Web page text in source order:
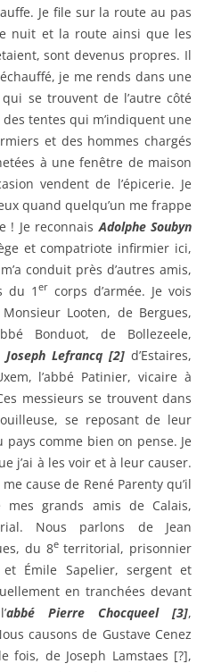
Je file sur la route au pas
nuit et la route ainsi que les
sont devenus propres. Il
je me rends dans une
se trouvent de l’autre côté
tentes qui m’indiquent une
et des hommes chargés
à une fenêtre de maison
vendent de l’épicerie. Je
quand quelqu’un me frappe
! Je reconnais Adolphe Soubyn
et compatriote infirmier ici,
conduit près d’autres amis,
du 1 er corps d’armée. Je vois
Looten, de Bergues,
Bonduot, de Bollezeele,
Joseph Lefrancq [2] d’Estaires,
l’abbé Patinier, vicaire à
messieurs se trouvent dans
se reposant de leur
comme bien on pense. Je
j’ai à les voir et à leur causer.
cause de René Parenty qu’il
grands amis de Calais,
Nous parlons de Jean
du 8eterritorial, prisonnier
Émile Sapelier, sergent et
en tranchées devant
abbé Pierre Chocqueel [3],
causons de Gustave Cenez
fois, de Joseph Lamstaes [?],